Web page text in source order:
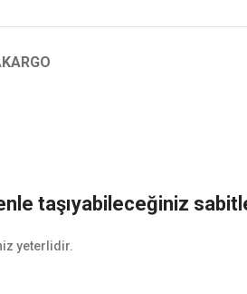
KARGO
taşıyabileceğiniz
yeterlidir.